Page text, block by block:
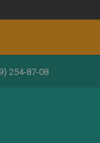
254-87-08